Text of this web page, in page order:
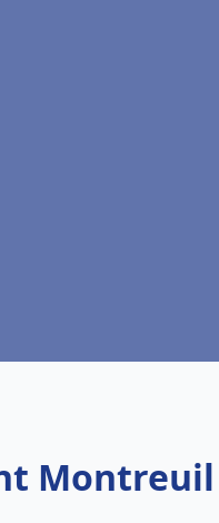
Montreuil